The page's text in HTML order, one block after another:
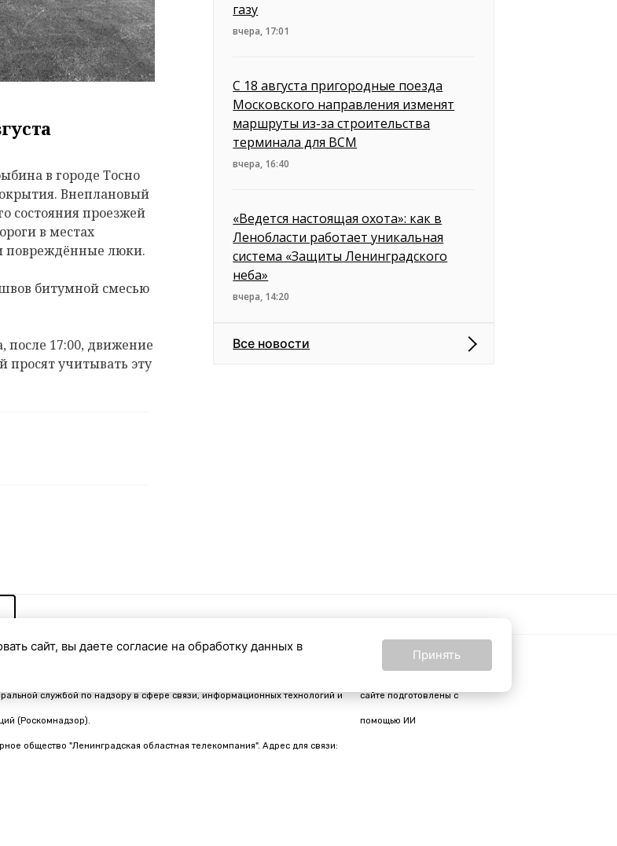
в городе Тосно
Внеплановый
состояния проезжей
в местах
повреждённые люки.
битумной смесью
после 17:00, движение
просят учитывать эту
газу
вчера, 17:01
С 18 августа пригородные поезда
Московского направления изменят
маршруты из-за строительства
терминала для ВСМ
вчера, 16:40
«Ведется настоящая охота»: как в
Ленобласти работает уникальная
система «Защиты Ленинградского
неба»
вчера, 14:20
Все новости
средства массовой информации ЭЛ № ФС 77 - 91024 от 24 февраля
службой по надзору в сфере связи, информационных технологий и
(Роскомнадзор).
общество "Ленинградская областная телекомпания". Адрес для связи:
Все материалы на
сайте подготовлены с
помощью ИИ
16+
сайт, вы даете согласие на обработку данных в
Принять